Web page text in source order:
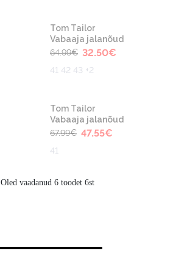
-50%
Tom Tailor
Vabaaja jalanõud
64.99€ 32.50€
41 42 43 +2
-30%
Tom Tailor
Vabaaja jalanõud
67.99€ 47.55€
41
Oled vaadanud 6 toodet 6st